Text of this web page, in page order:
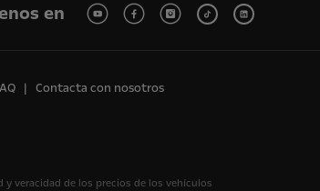
en
Contacta con nosotros
veracidad de los precios de los vehículos